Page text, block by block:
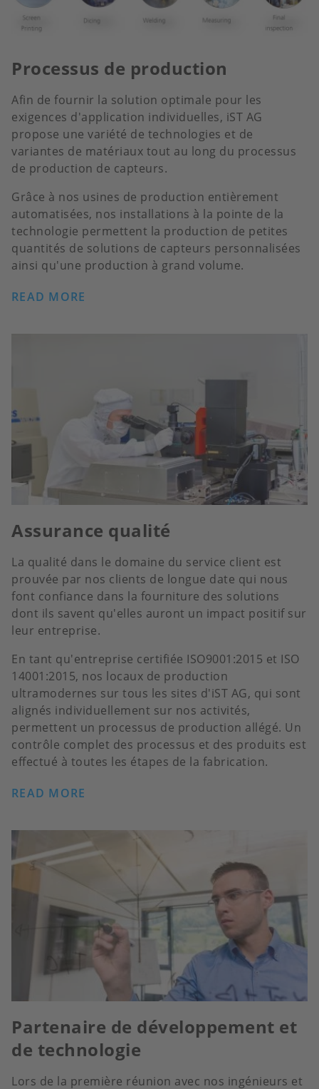
Processus de production
Afin de fournir la solution optimale pour les
exigences d'application individuelles, iST AG
propose une variété de technologies et de
variantes de matériaux tout au long du processus
de production de capteurs.
Grâce à nos usines de production entièrement
automatisées, nos installations à la pointe de la
technologie permettent la production de petites
quantités de solutions de capteurs personnalisées
ainsi qu'une production à grand volume.
READ MORE
Assurance qualité
La qualité dans le domaine du service client est
prouvée par nos clients de longue date qui nous
font confiance dans la fourniture des solutions
dont ils savent qu'elles auront un impact positif sur
leur entreprise.
En tant qu'entreprise certifiée ISO9001:2015 et ISO
14001:2015, nos locaux de production
ultramodernes sur tous les sites d'iST AG, qui sont
alignés individuellement sur nos activités,
permettent un processus de production allégé. Un
contrôle complet des processus et des produits est
effectué à toutes les étapes de la fabrication.
READ MORE
Partenaire de développement et
de technologie
Lors de la première réunion avec nos ingénieurs et